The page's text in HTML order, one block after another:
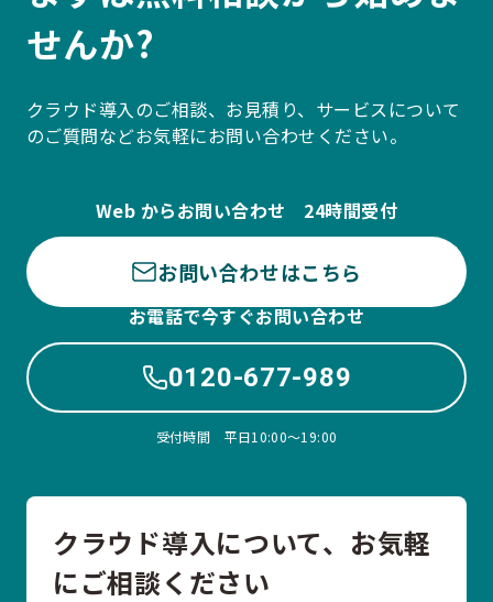
せんか?
クラウド導入のご相談、お見積り、サービスについて
のご質問などお気軽にお問い合わせください。
Web からお問い合わせ 24時間受付
お問い合わせはこちら
お電話で今すぐお問い合わせ
0120-677-989
受付時間 平日10:00〜19:00
クラウド導入について、お気軽
にご相談ください